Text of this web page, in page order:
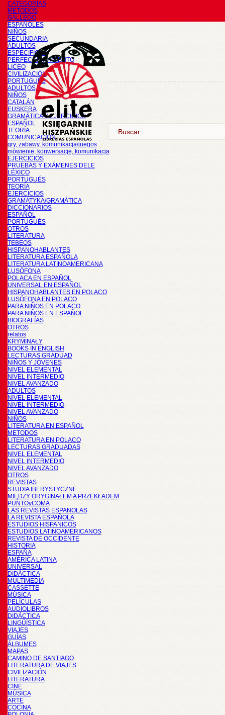
CATEGORÍAS
METODOS
GALLEGO
ESPAÑOLES
NIÑOS
SECUNDARIA
ADULTOS
ESPECIFICOS
PERFECCIONAMIENTO
LICEO
CIVILIZACIÓN
PORTUGUÉS
ADULTOS
NIÑOS
CATALÁN
EUSKERA
GRAMÁTICA Y EJERCICIOS
ESPAÑOL
TEORÍA
COMUNICACIÓN
gry, zabawy, komunikacja/juegos
mówienie, konwersacje, komunikacja
EJERCICIOS
PRUEBAS Y EXÁMENES DELE
LÉXICO
PORTUGUÉS
TEORÍA
EJERCICIOS
GRAMATYKA/GRAMÁTICA
DICCIONARIOS
ESPAÑOL
PORTUGUÉS
OTROS
LITERATURA
TEBEOS
HISPANOHABLANTES
LITERATURA ESPAÑOLA
LITERATURA LATINOAMERICANA
LUSÓFONA
POLACA EN ESPAÑOL
UNIVERSAL EN ESPAÑOL
HISPANOHABLANTES EN POLACO
LUSÓFONA EN POLACO
PARA NIÑOS EN POLACO
PARA NIÑOS EN ESPAÑOL
BIOGRAFÍAS
OTROS
relatos
KRYMINAŁY
BOOKS IN ENGLISH
LECTURAS GRADUAD
NIÑOS Y JÓVENES
NIVEL ELEMENTAL
NIVEL INTERMEDIO
NIVEL AVANZADO
ADULTOS
NIVEL ELEMENTAL
NIVEL INTERMEDIO
NIVEL AVANZADO
NIÑOS
LITERATURA EN ESPAÑOL
METODOS
LITERATURA EN POLACO
LECTURAS GRADUADAS
NIVEL ELEMENTAL
NIVEL INTERMEDIO
NIVEL AVANZADO
OTROS
REVISTAS
STUDIA IBERYSTYCZNE
MIĘDZY ORYGINAŁEM A PRZEKŁADEM
PUNTOyCOMA
LAS REVISTAS ESPANOLAS
LA REVISTA ESPAÑOLA
ESTUDIOS HISPANICOS
ESTUDIOS LATINOAMERICANOS
REVISTA DE OCCIDENTE
HISTORIA
ESPAÑA
AMÉRICA LATINA
UNIVERSAL
DIDÁCTICA
MULTIMEDIA
CASSETTE
MÚSICA
PELÍCULAS
AUDIOLIBROS
DIDÁCTICA
LINGÜÍSTICA
VIAJES
GUÍAS
ÁLBUMES
MAPAS
CAMINO DE SANTIAGO
LITERATURA DE VIAJES
CIVILIZACIÓN
LITERATURA
CINE
MÚSICA
ARTE
COCINA